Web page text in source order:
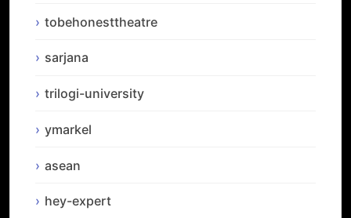
tobehonesttheatre
sarjana
trilogi-university
ymarkel
asean
hey-expert